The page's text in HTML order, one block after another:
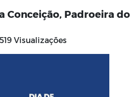
Conceição, Padroeira do
Visualizações